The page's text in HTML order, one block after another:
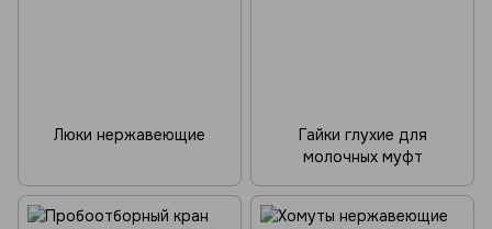
Люки нержавеющие
Гайки глухие для
молочных муфт